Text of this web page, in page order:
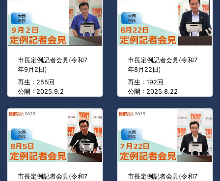
市長定例記者会見(令和7
年9月2日)
再生 : 255回
公開 : 2025.9.2
市長定例記者会見(令和7
年8月22日)
再生 : 192回
公開 : 2025.8.22
市長定例記者会見(令和7
市長定例記者会見(令和7